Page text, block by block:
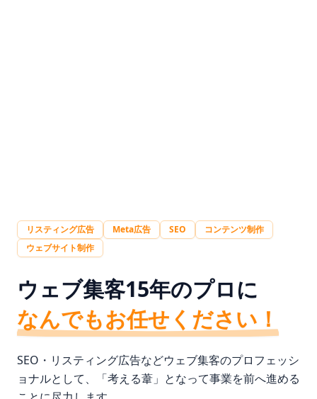
リスティング広告 Meta広告 SEO
コンテンツ制作
ウェブサイト制作
ウェブ集客15年のプロに
なんでもお任せください！
SEO・リスティング広告などウェブ集客のプロフェッシ
ョナルとして、
「考える葦」となって事業を前へ進める